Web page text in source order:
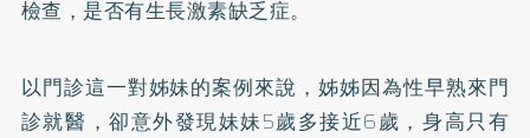
檢查，是否有生長激素缺乏症。
以門診這一對姊妹的案例來說，姊姊因為性早熟來門
診就醫，卻意外發現妹妹5歲多接近6歲，身高只有